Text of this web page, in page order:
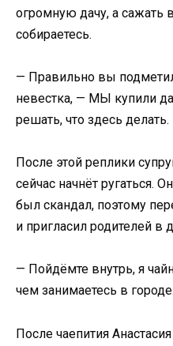
огромную дачу, а сажать
собираетесь.
— Правильно вы
невестка, — МЫ купили
решать, что здесь делать.
После этой реплики
сейчас начнёт ругаться.
был скандал, поэтому
и пригласил родителей в
— Пойдёмте внутрь, я
чем занимаетесь в городе.
После чаепития